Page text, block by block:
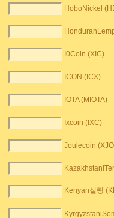
HoboNickel
I0Coin (XIC)
ICON (ICX)
IOTA (MIOTA)
Ixcoin (IXC)
Joulecoin
Kenyan실링